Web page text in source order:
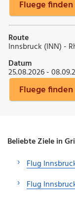
Fluege finden
Route
Innsbruck (INN) -
Datum
25.08.2026 -
Fluege finden
Beliebte Ziele in
Flug
Flug